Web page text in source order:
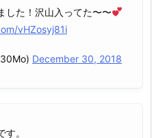
した！沢山入ってた〜〜
vHZosyj81i
December 30, 2018
。